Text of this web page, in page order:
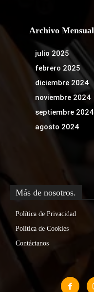
Archivo Mensual
julio 2025
febrero 2025
diciembre 2024
noviembre 2024
septiembre 2024
agosto 2024
Más de nosotros.
Política de Privacidad
Política de Cookies
Contáctanos